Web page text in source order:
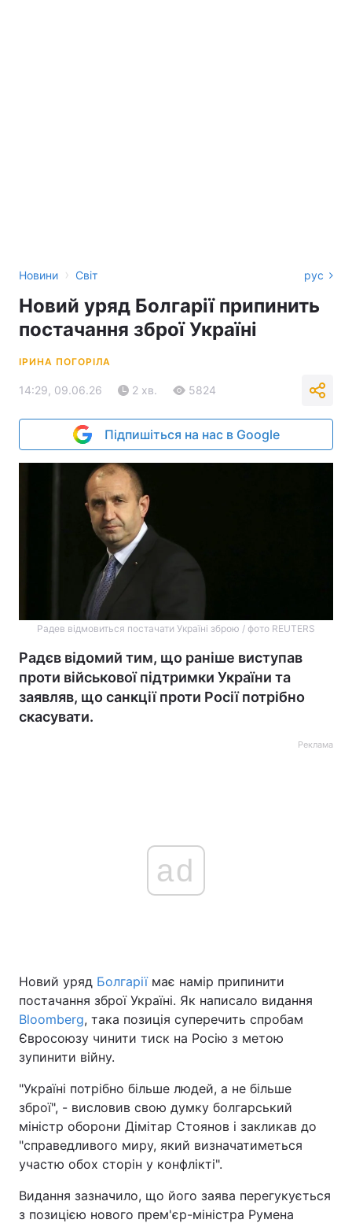
Новини › Світ рус
Новий уряд Болгарії припинить
постачання зброї Україні
ІРИНА ПОГОРІЛА
14:29, 09.06.26 2 хв. 5824
Підпишіться на нас в Google
Радев відмовиться постачати Україні зброю / фото REUTERS
Радєв відомий тим, що раніше виступав
проти військової підтримки України та
заявляв, що санкції проти Росії потрібно
скасувати.
Реклама
ad
Новий уряд Болгаріїмає намір припинити
постачання зброї Україні. Як написало видання
Bloomberg, така позиція суперечить спробам
Євросоюзу чинити тиск на Росію з метою
зупинити війну.
"Україні потрібно більше людей, а не більше
зброї", - висловив свою думку болгарський
міністр оборони Дімітар Стоянов і закликав до
"справедливого миру, який визначатиметься
участю обох сторін у конфлікті".
Видання зазначило, що його заява перегукується
з позицією нового прем'єр-міністра Румена